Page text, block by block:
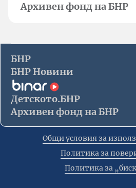
Архивен фонд на БНР
БНР
БНР Новини
Детското.БНР
Архивен фонд на БНР
Общи условия за
Политика за
Политика за